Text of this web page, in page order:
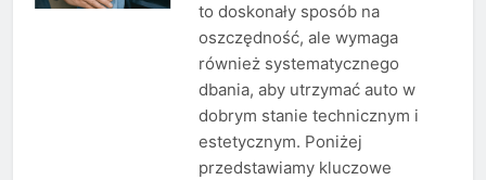
to doskonały sposób na
oszczędność, ale wymaga
również systematycznego
dbania, aby utrzymać auto w
dobrym stanie technicznym i
estetycznym. Poniżej
przedstawiamy kluczowe